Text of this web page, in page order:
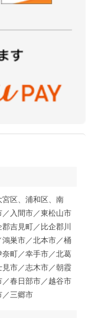
区、浦和区、南
入間市／東松山市
吉見町／比企郡川
巣市／北本市／桶
町／幸手市／北葛
市／志木市／朝霞
春日部市／越谷市
／三郷市